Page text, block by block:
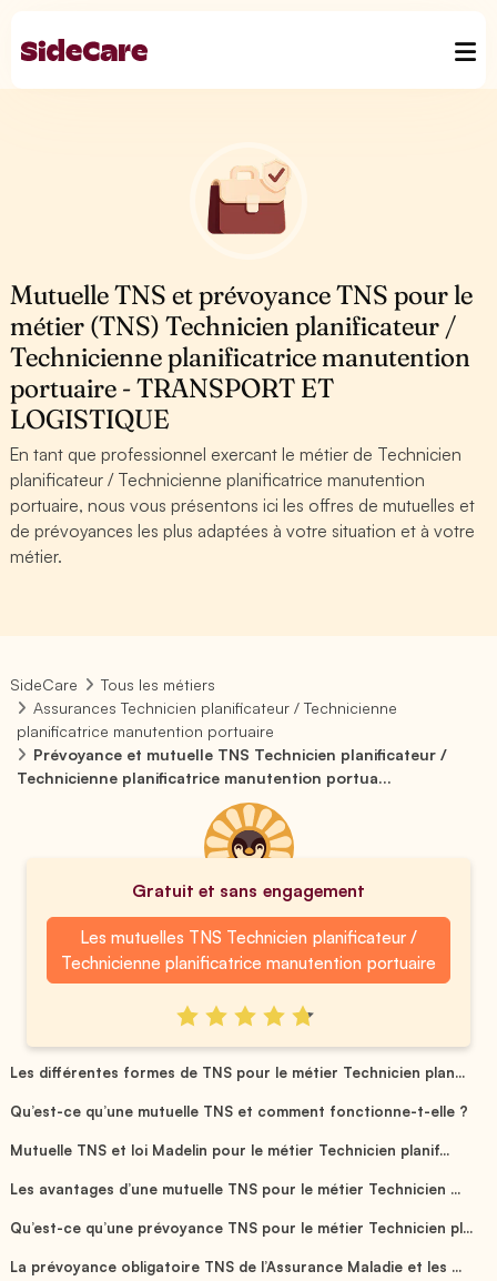
Mutuelle TNS et prévoyance TNS pour le
métier (TNS) Technicien planificateur /
Technicienne planificatrice manutention
portuaire - TRANSPORT ET
LOGISTIQUE
En tant que professionnel exercant le métier de Technicien
planificateur / Technicienne planificatrice manutention
portuaire, nous vous présentons ici les offres de mutuelles et
de prévoyances les plus adaptées à votre situation et à votre
métier.
SideCare
Tous les métiers
Assurances Technicien planificateur / Technicienne
planificatrice manutention portuaire
Prévoyance et mutuelle TNS Technicien planificateur /
Technicienne planificatrice manutention portua...
Gratuit et sans engagement
Les mutuelles TNS Technicien planificateur /
Technicienne planificatrice manutention portuaire
Les différentes formes de TNS pour le métier Technicien plan...
Qu’est-ce qu’une mutuelle TNS et comment fonctionne-t-elle ?
Mutuelle TNS et loi Madelin pour le métier Technicien planif...
Les avantages d’une mutuelle TNS pour le métier Technicien ...
Qu’est-ce qu’une prévoyance TNS pour le métier Technicien pl...
La prévoyance obligatoire TNS de l’Assurance Maladie et les ...